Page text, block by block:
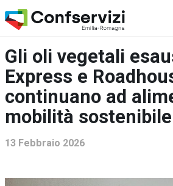
Gli oli vegetali
Express e
continuano ad
mobilità sostenibile
13 Febbraio 2026